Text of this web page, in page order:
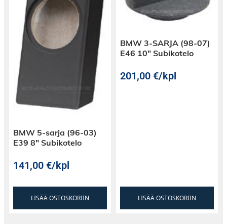
Kaiuttimissa on 25mm CCAW (Copper Clad
Aluminium Wire) puhekelat ja kartioissa
pehmeät NBR-kumiripustukset.
BMW 5-sarja (96-03)
E39 8″ Subikotelo
141,00€/kpl
LISÄÄ OSTOSKORIIN
BMW 3-SARJA (98-07)
E46 10″ Subikotelo
201,00€/kpl
LISÄÄ OSTOSKORIIN